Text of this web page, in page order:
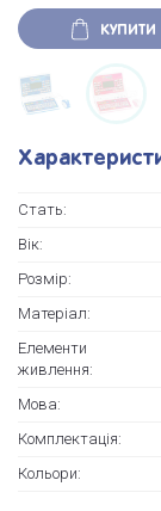
КУПИТИ
Стать:
Вік:
Розмір:
Матеріал:
Елементи
живлення:
Мова:
Комплектація:
Кольори: